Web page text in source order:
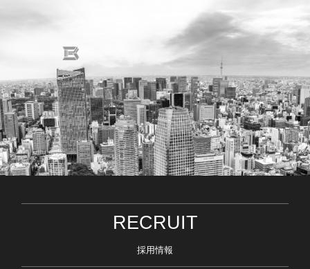
RECRUIT
採用情報